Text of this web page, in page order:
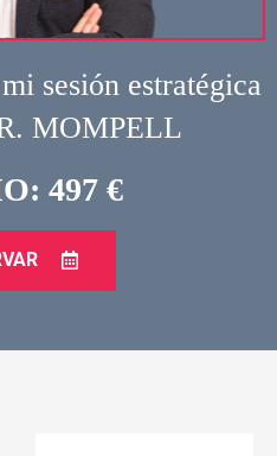
sesión estratégica
MOMPELL
497 €